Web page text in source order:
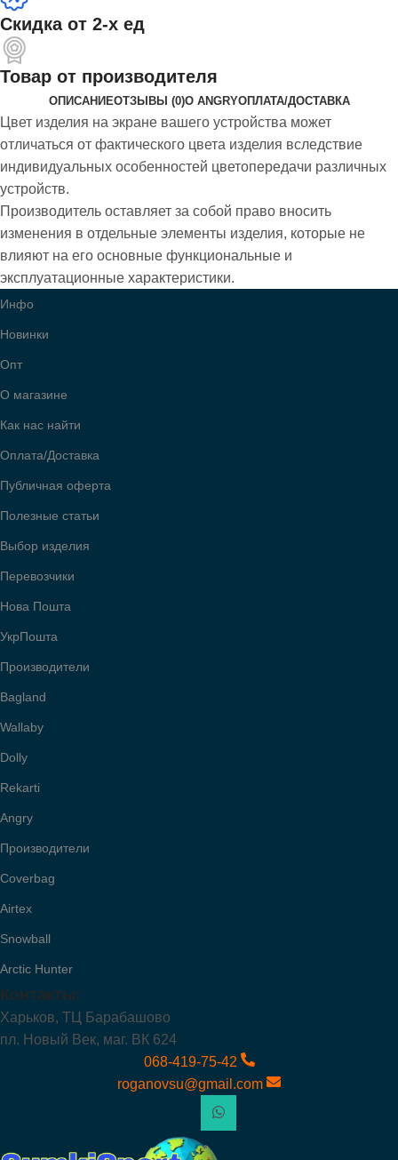
Скидка от 2-х ед
Товар от производителя
ОПИСАНИЕОТЗЫВЫ (0)О ANGRYОПЛАТА/ДОСТАВКА
Цвет изделия на экране вашего устройства может
отличаться от фактического цвета изделия вследствие
индивидуальных особенностей цветопередачи различных
устройств.
Производитель оставляет за собой право вносить
изменения в отдельные элементы изделия, которые не
влияют на его основные функциональные и
эксплуатационные характеристики.
Инфо
Новинки
Опт
О магазине
Как нас найти
Оплата/Доставка
Публичная оферта
Полезные статьи
Выбор изделия
Перевозчики
Нова Пошта
УкрПошта
Производители
Bagland
Wallaby
Dolly
Rekarti
Angry
Производители
Coverbag
Airtex
Snowball
Arctic Hunter
Контакты:
Харьков, ТЦ Барабашово
пл. Новый Век, маг. ВК 624
068-419-75-42
roganovsu@gmail.com